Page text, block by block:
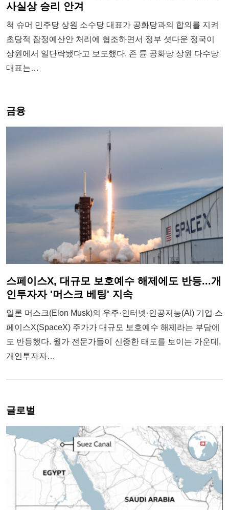
사실상 승리 안겨
척 슈머 민주당 상원 소수당 대표가 공화당과의 합의를 지켜
초당적 잠정예산안 처리에 협조하면서 정부 셧다운 정국이
상원에서 일단락됐다고 보도했다. 존 튠 공화당 상원 다수당
대표는…
금융
스페이스X, 대규모 보호예수 해제에도 반등...개
인투자자 '머스크 베팅' 지속
일론 머스크(Elon Musk)의 우주·인터넷·인공지능(AI) 기업 스
페이스X(SpaceX) 주가가 대규모 보호예수 해제라는 부담에
도 반등했다. 월가 전문가들이 신중한 태도를 보이는 가운데,
개인투자자…
글로벌